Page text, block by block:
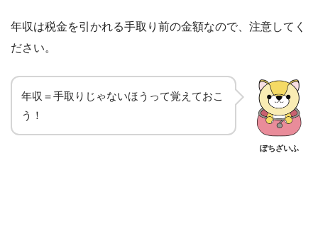
年収は税金を引かれる手取り前の金額なので、注意してく
ださい。
年収＝手取りじゃないほうって覚えておこ
う！
ぽちざいふ